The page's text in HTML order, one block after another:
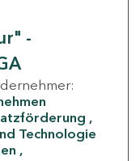
-
Technologie